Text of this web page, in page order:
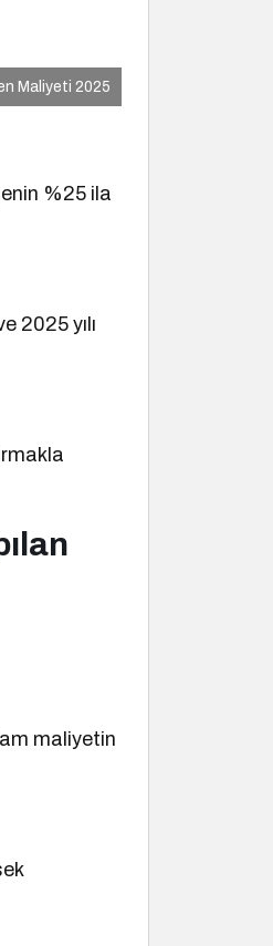
Maliyeti 2025
%25 ila
2025 yılı
maliyetin